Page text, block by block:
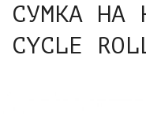
СУМКА НА
CYCLE